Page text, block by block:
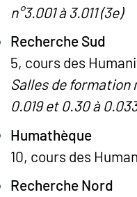
n°3.001 à 3.011 (3e)
Recherche Sud
5, cours des
Salles de formation
0.019 et 0.30 à
Humathèque
10, cours des
Recherche Nord